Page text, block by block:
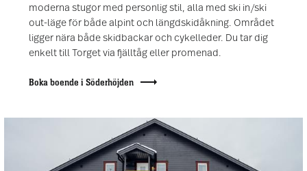
moderna stugor med personlig stil, alla med ski in/ski
out-läge för både alpint och längdskidåkning. Området
ligger nära både skidbackar och cykelleder. Du tar dig
enkelt till Torget via fjälltåg eller promenad.
Boka boende i Söderhöjden